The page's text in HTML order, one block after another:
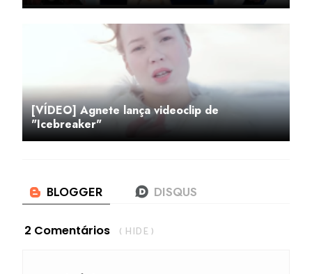
[VÍDEO] Agnete lança videoclip de
"Icebreaker"
2 Comentários ( HIDE )